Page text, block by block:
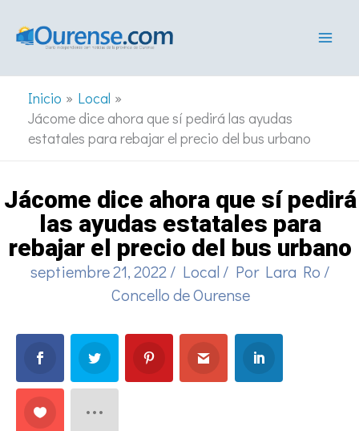
Inicio
Local
Jácome dice ahora que sí pedirá las ayudas
estatales para rebajar el precio del bus urbano
Jácome dice ahora que sí pedirá
las ayudas estatales para
rebajar el precio del bus urbano
septiembre 21, 2022 / Local / Por Lara Ro /
Concello de Ourense